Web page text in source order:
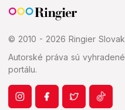
© 2010 - 2026 Ringier
Autorské práva sú
portálu.